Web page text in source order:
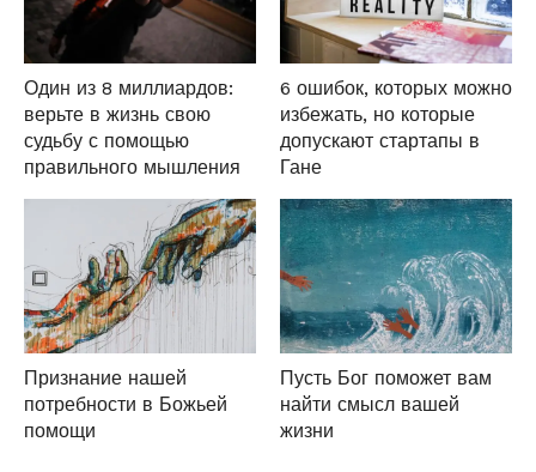
Один из 8 миллиардов:
верьте в жизнь свою
судьбу с помощью
правильного мышления
6 ошибок, которых можно
избежать, но которые
допускают стартапы в
Гане
Признание нашей
потребности в Божьей
помощи
Пусть Бог поможет вам
найти смысл вашей
жизни